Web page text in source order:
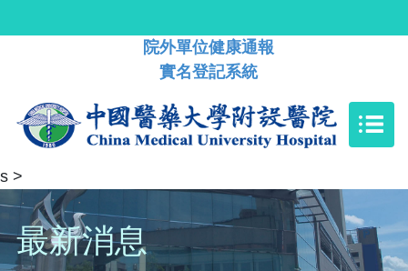
院外單位健康通報
實名登記系統
s >
最新消息